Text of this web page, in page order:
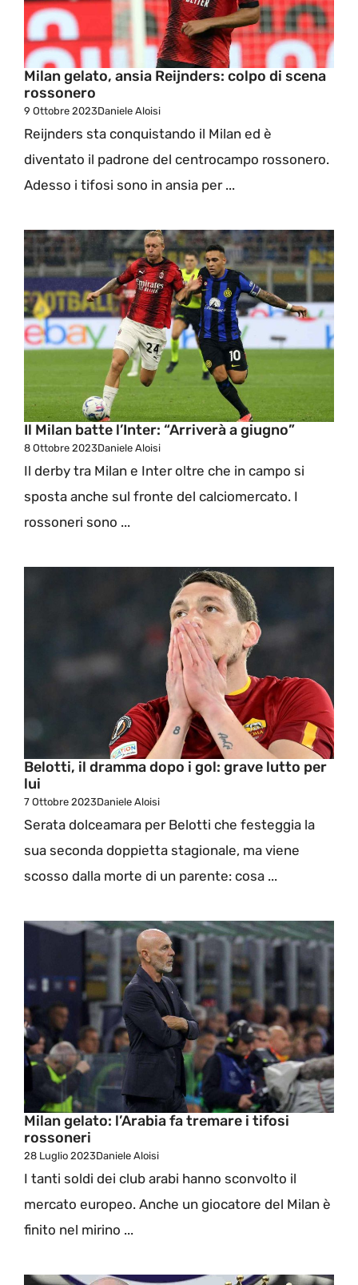
Milan gelato, ansia Reijnders: colpo di scena
rossonero
9 Ottobre 2023Daniele Aloisi
Reijnders sta conquistando il Milan ed è
diventato il padrone del centrocampo rossonero.
Adesso i tifosi sono in ansia per ...
Il Milan batte l’Inter: “Arriverà a giugno”
8 Ottobre 2023Daniele Aloisi
Il derby tra Milan e Inter oltre che in campo si
sposta anche sul fronte del calciomercato. I
rossoneri sono ...
Belotti, il dramma dopo i gol: grave lutto per
lui
7 Ottobre 2023Daniele Aloisi
Serata dolceamara per Belotti che festeggia la
sua seconda doppietta stagionale, ma viene
scosso dalla morte di un parente: cosa ...
Milan gelato: l’Arabia fa tremare i tifosi
rossoneri
28 Luglio 2023Daniele Aloisi
I tanti soldi dei club arabi hanno sconvolto il
mercato europeo. Anche un giocatore del Milan è
finito nel mirino ...